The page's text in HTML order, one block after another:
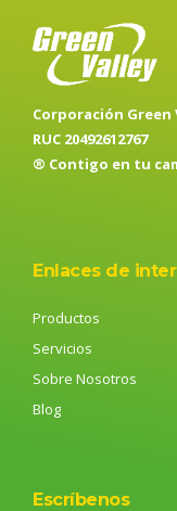
Corporación Green
RUC 20492612767
® Contigo en tu
Enlaces de
Productos
Servicios
Sobre Nosotros
Blog
Escríbenos